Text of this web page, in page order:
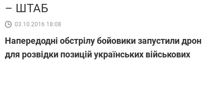
– ШТАБ
03.10.2016 18:08
Напередодні обстрілу бойовики запустили дрон
для розвідки позицій українських військових